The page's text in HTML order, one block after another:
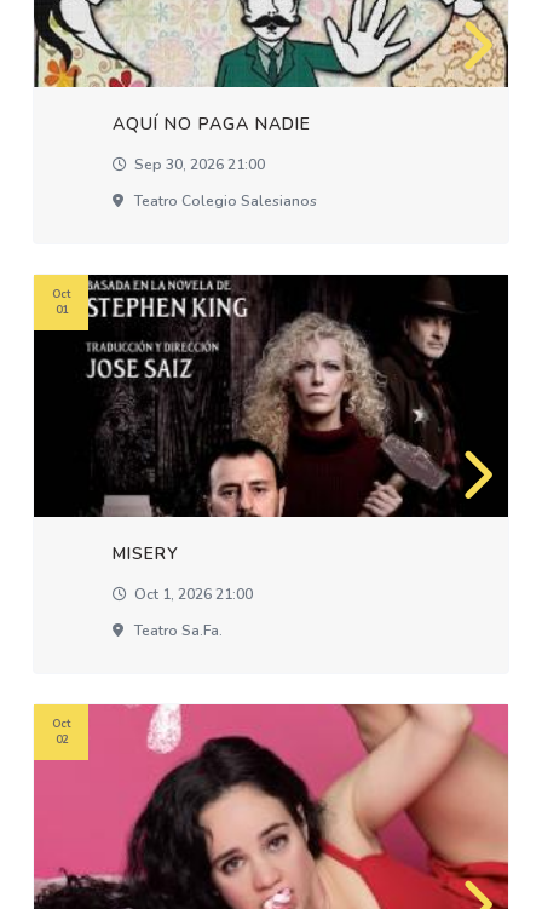
AQUÍ NO PAGA NADIE
Sep 30, 2026 21:00
Teatro Colegio Salesianos
MISERY
Oct 1, 2026 21:00
Teatro Sa.fa.
Oct
01
Oct
02